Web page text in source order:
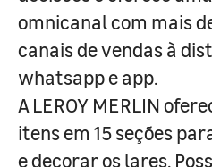
omnicanal com mais
canais de vendas à
whatsapp e app.
A LEROY MERLIN
itens em 15 seções
e decorar os lares.